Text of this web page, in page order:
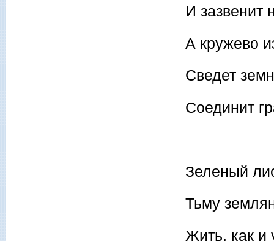
И зазвенит
А кружево
Сведет
Соединит
Зеленый
Тьму
Жить, как и